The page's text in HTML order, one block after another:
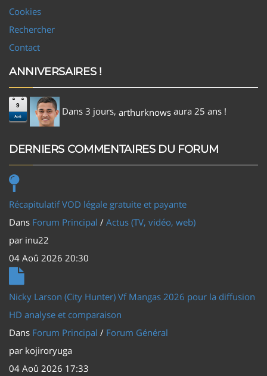
Cookies
Rechercher
Contact
ANNIVERSAIRES !
9
Aoû Dans 3 jours, arthurknows aura 25 ans !
DERNIERS COMMENTAIRES DU FORUM
Récapitulatif VOD légale gratuite et payante
Dans Forum Principal / Actus (TV, vidéo, web)
par inu22
04 Aoû 2026 20:30
Nicky Larson (City Hunter) Vf Mangas 2026 pour la diffusion
HD analyse et comparaison
Dans Forum Principal / Forum Général
par kojiroryuga
04 Aoû 2026 17:33